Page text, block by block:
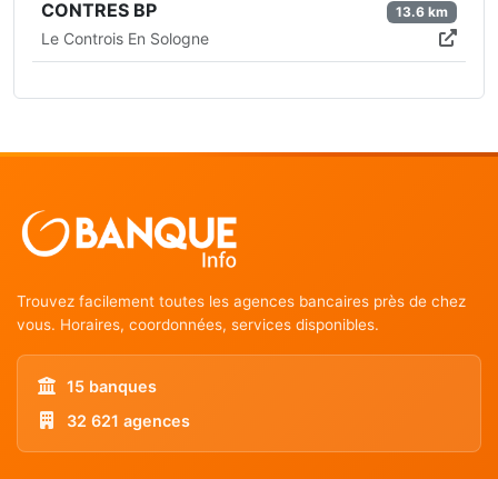
CONTRES BP
Le Controis En Sologne
13.6 km
Trouvez facilement toutes les agences bancaires près de chez
vous. Horaires, coordonnées, services disponibles.
15 banques
32 621 agences